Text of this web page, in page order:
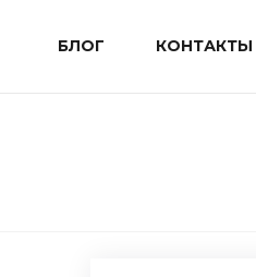
БЛОГ КОНТАКТЫ